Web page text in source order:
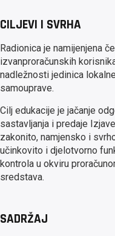
CILJEVI I SVRHA
Radionica je namijenjena
izvanproračunskih
nadležnosti jedinica
samouprave.
Cilj edukacije je jačanje
sastavljanja i predaje
zakonito, namjensko i
učinkovito i djelotvorno
kontrola u okviru
sredstava.
SADRŽAJ